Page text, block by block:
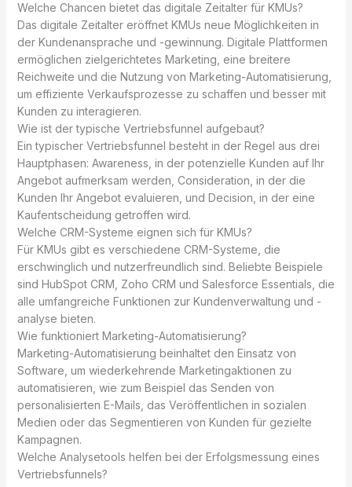
Welche Chancen bietet das digitale Zeitalter für KMUs?
Das digitale Zeitalter eröffnet KMUs neue Möglichkeiten in
der Kundenansprache und -gewinnung. Digitale Plattformen
ermöglichen zielgerichtetes Marketing, eine breitere
Reichweite und die Nutzung von Marketing-Automatisierung,
um effiziente Verkaufsprozesse zu schaffen und besser mit
Kunden zu interagieren.
Wie ist der typische Vertriebsfunnel aufgebaut?
Ein typischer Vertriebsfunnel besteht in der Regel aus drei
Hauptphasen: Awareness, in der potenzielle Kunden auf Ihr
Angebot aufmerksam werden, Consideration, in der die
Kunden Ihr Angebot evaluieren, und Decision, in der eine
Kaufentscheidung getroffen wird.
Welche CRM-Systeme eignen sich für KMUs?
Für KMUs gibt es verschiedene CRM-Systeme, die
erschwinglich und nutzerfreundlich sind. Beliebte Beispiele
sind HubSpot CRM, Zoho CRM und Salesforce Essentials, die
alle umfangreiche Funktionen zur Kundenverwaltung und -
analyse bieten.
Wie funktioniert Marketing-Automatisierung?
Marketing-Automatisierung beinhaltet den Einsatz von
Software, um wiederkehrende Marketingaktionen zu
automatisieren, wie zum Beispiel das Senden von
personalisierten E-Mails, das Veröffentlichen in sozialen
Medien oder das Segmentieren von Kunden für gezielte
Kampagnen.
Welche Analysetools helfen bei der Erfolgsmessung eines
Vertriebsfunnels?